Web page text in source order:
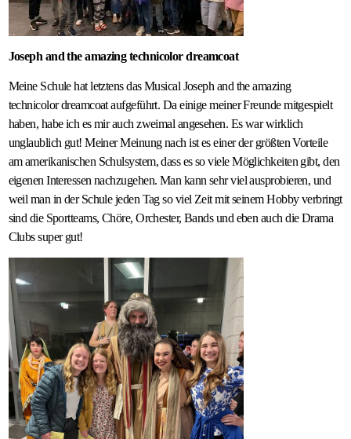
Joseph and the amazing technicolor dreamcoat
Meine Schule hat letztens das Musical Joseph and the amazing
technicolor dreamcoat aufgeführt. Da einige meiner Freunde mitgespielt
haben, habe ich es mir auch zweimal angesehen. Es war wirklich
unglaublich gut! Meiner Meinung nach ist es einer der größten Vorteile
am amerikanischen Schulsystem, dass es so viele Möglichkeiten gibt, den
eigenen Interessen nachzugehen. Man kann sehr viel ausprobieren, und
weil man in der Schule jeden Tag so viel Zeit mit seinem Hobby verbringt
sind die Sportteams, Chöre, Orchester, Bands und eben auch die Drama
Clubs super gut!